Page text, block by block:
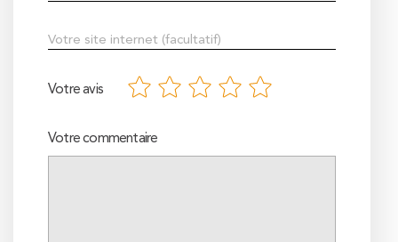
Votre avis
Votre commentaire